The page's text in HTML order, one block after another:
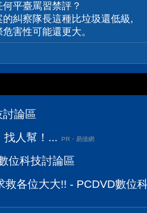
平臺罵習禁評？
的糾察隊長這種比垃圾還低級,
害性可能還更大。
論區
找人幫！...
PR・易借網
位科技討論區
各位大大!! - PCDVD數位